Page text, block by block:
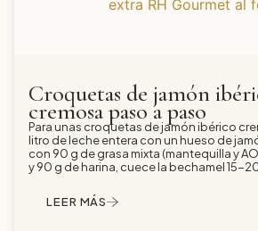
Croquetas de jamón
cremosa paso a paso
Para unas croquetas de jamón ibérico
litro de leche entera con un hueso de
con 90 g de grasa mixta (mantequilla y
y 90 g de harina, cuece la bechamel 15-
masa en la nevera de 8 a 12 horas, reboza
pan rallado, y fríe en tandas pequeñas en
LEER MÁS